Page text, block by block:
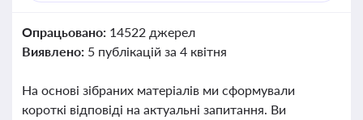
Опрацьовано: 14522 джерел
Виявлено: 5 публікацій за 4 квітня
На основі зібраних матеріалів ми сформували
короткі відповіді на актуальні запитання. Ви